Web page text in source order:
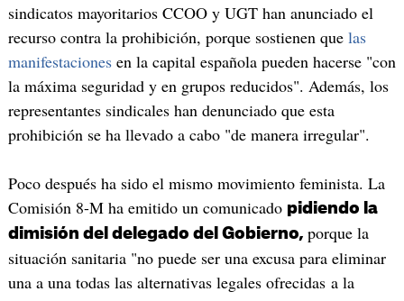
sindicatos mayoritarios CCOO y UGT han anunciado el
recurso contra la prohibición, porque sostienen quelas
manifestacionesen la capital española pueden hacerse "con
la máxima seguridad y en grupos reducidos". Además, los
representantes sindicales han denunciado que esta
prohibición se ha llevado a cabo "de manera irregular".
Poco después ha sido el mismo movimiento feminista. La
Comisión 8-M ha emitido un comunicado pidiendo la
dimisión del delegado del Gobierno, porque la
situación sanitaria "no puede ser una excusa para eliminar
una a una todas las alternativas legales ofrecidas a la